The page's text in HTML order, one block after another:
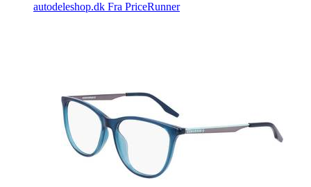
autodeleshop.dk Fra PriceRunner